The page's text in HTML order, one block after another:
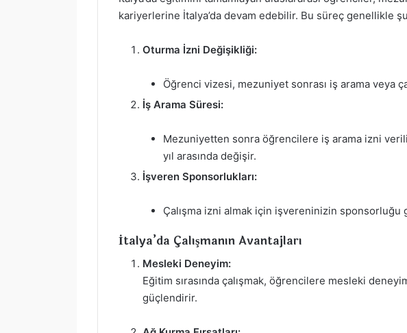
kariyerlerine İtalya’da devam edebilir. Bu süreç genellikle
Oturma İzni Değişikliği:
Öğrenci vizesi, mezuniyet sonrası iş arama veya
İş Arama Süresi:
Mezuniyetten sonra öğrencilere iş arama izni
yıl arasında değişir.
İşveren Sponsorlukları:
Çalışma izni almak için işvereninizin sponsorluğu
İtalya’da Çalışmanın Avantajları
Mesleki Deneyim:
Eğitim sırasında çalışmak, öğrencilere mesleki
güçlendirir.